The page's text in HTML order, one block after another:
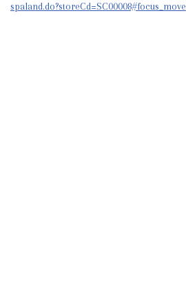
spaland.do?storeCd=SC00008#focus_move